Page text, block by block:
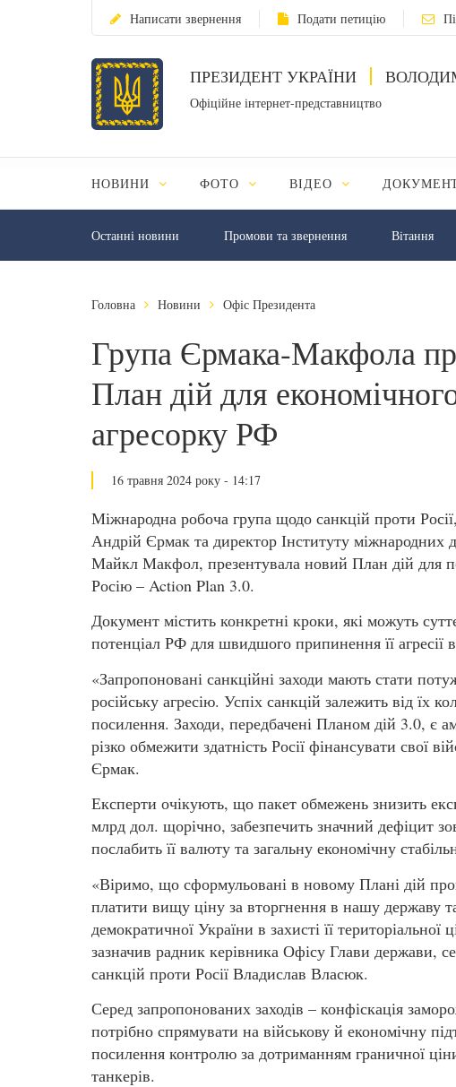
Написати звернення Подати петицію
ПРЕЗИДЕНТ УКРАЇНИ
Офіційне інтернет-представництво
НОВИНИ ФОТО ВІДЕО
Останні новини Промови та звернення Вiтання
Головна Новини Офіс Президента
Група Єрмака-Макфола
План дій для
агресорку РФ
16 травня 2024 року - 14:17
Міжнародна робоча група щодо санкцій проти
Андрій Єрмак та директор Інституту міжнародних
Майкл Макфол, презентувала новий План дій для
Росію – Action Plan 3.0.
Документ містить конкретні кроки, які можуть
потенціал РФ для швидшого припинення її агресії в
«Запропоновані санкційні заходи мають стати
російську агресію. Успіх санкцій залежить від їх
посилення. Заходи, передбачені Планом дій 3.0, є
різко обмежити здатність Росії фінансувати свої
Єрмак.
Експерти очікують, що пакет обмежень знизить
млрд дол. щорічно, забезпечить значний дефіцит
послабить її валюту та загальну економічну
«Віримо, що сформульовані в новому Плані дій
платити вищу ціну за вторгнення в нашу державу
демократичної України в захисті її територіальної
зазначив радник керівника Офісу Глави держави,
санкцій проти Росії Владислав Власюк.
Серед запропонованих заходів – конфіскація
потрібно спрямувати на військову й економічну
посилення контролю за дотриманням граничної
танкерів.